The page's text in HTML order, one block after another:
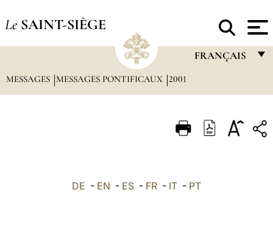
Le SAINT-SIÈGE
FRANÇAIS
ITALIANO
MESSAGES MESSAGES PONTIFICAUX 2001
DE - EN - ES - FR - IT - PT